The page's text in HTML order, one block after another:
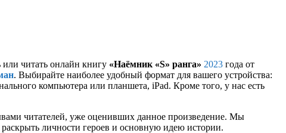
или читать онлайн книгу «Наёмник «S» ранга» 2023 года от
. Выбирайте наиболее удобный формат для вашего устройства:
компьютера или планшета, iPad. Кроме того, у нас есть
читателей, уже оценивших данное произведение. Мы
личности героев и основную идею истории.